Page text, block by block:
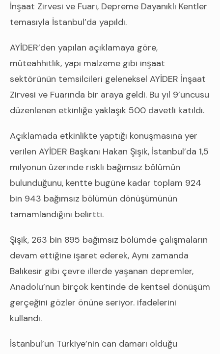
İnşaat Zirvesi ve Fuarı, Depreme Dayanıklı Kentler
temasıyla İstanbul’da yapıldı.
AYİDER’den yapılan açıklamaya göre,
müteahhitlik, yapı malzeme gibi inşaat
sektörünün temsilcileri geleneksel AYİDER İnşaat
Zirvesi ve Fuarında bir araya geldi. Bu yıl 9’uncusu
düzenlenen etkinliğe yaklaşık 500 davetli katıldı.
Açıklamada etkinlikte yaptığı konuşmasına yer
verilen AYİDER Başkanı Hakan Şişik, İstanbul’da 1,5
milyonun üzerinde riskli bağımsız bölümün
bulunduğunu, kentte bugüne kadar toplam 924
bin 943 bağımsız bölümün dönüşümünün
tamamlandığını belirtti.
Şişik, 263 bin 895 bağımsız bölümde çalışmaların
devam ettiğine işaret ederek, Aynı zamanda
Balıkesir gibi çevre illerde yaşanan depremler,
Anadolu’nun birçok kentinde de kentsel dönüşüm
gerçeğini gözler önüne seriyor. ifadelerini
kullandı.
İstanbul’un Türkiye’nin can damarı olduğu